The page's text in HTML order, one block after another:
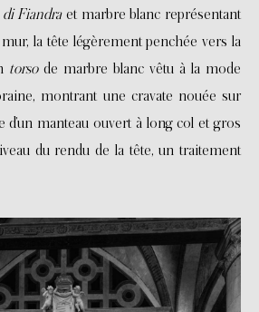
di Fiandraet marbre blanc représentant
la tête légèrement penchée vers la
torsode marbre blanc vêtu à la mode
montrant une cravate nouée sur
d’un manteau ouvert à long col et gros
du rendu de la tête, un traitement